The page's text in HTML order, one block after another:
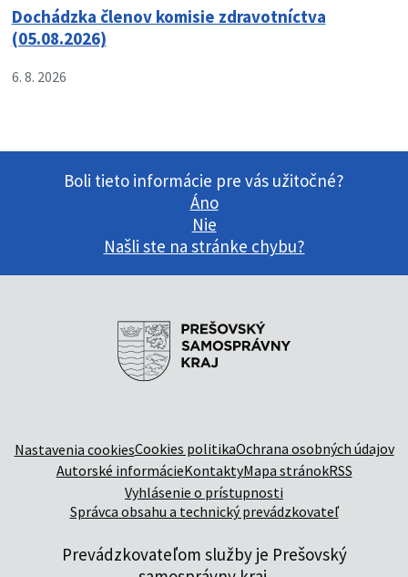
Dochádzka členov komisie zdravotníctva
(05.08.2026)
6. 8. 2026
Boli tieto informácie pre vás užitočné?
Áno
Nie
Našli ste na stránke chybu?
Nastavenia cookiesCookies politikaOchrana osobných údajov
Autorské informácieKontaktyMapa stránokRSS
Vyhlásenie o prístupnosti
Správca obsahu a technický prevádzkovateľ
Prevádzkovateľom služby je Prešovský